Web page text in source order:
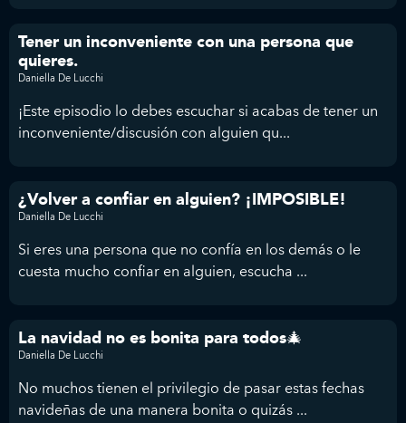
Tener un inconveniente con una persona que
quieres.
Daniella De Lucchi
¡Este episodio lo debes escuchar si acabas de tener un
inconveniente/discusión con alguien qu...
¿Volver a confiar en alguien? ¡IMPOSIBLE!
Daniella De Lucchi
Si eres una persona que no confía en los demás o le
cuesta mucho confiar en alguien, escucha ...
La navidad no es bonita para todos🎄
Daniella De Lucchi
No muchos tienen el privilegio de pasar estas fechas
navideñas de una manera bonita o quizás ...